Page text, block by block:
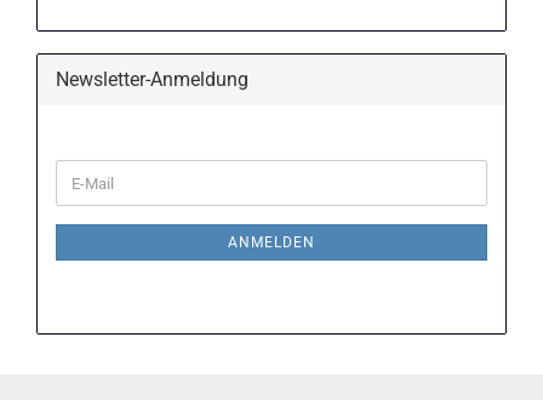
Newsletter-Anmeldung
ZUR
E-
Mail
ANMELDEN